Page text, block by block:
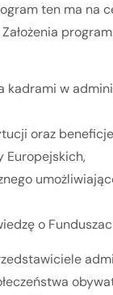
ten ma na
kadrami w
oraz
Europejskich,
o